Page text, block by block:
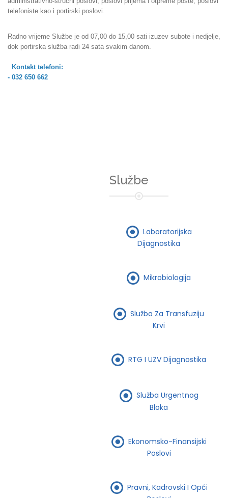
telefoniste kao i portirski poslovi.
Radno vrijeme Službe je od 07,00 do 15,00 sati izuzev subote i nedjelje,
dok portirska služba radi 24 sata svakim danom.
Kontakt telefoni:
- 032 650 662
Službe
Laboratorijska
Dijagnostika
Mikrobiologija
Služba Za Transfuziju
Krvi
RTG I UZV Dijagnostika
Služba Urgentnog
Bloka
Ekonomsko-Finansijski
Poslovi
Pravni, Kadrovski I Opći